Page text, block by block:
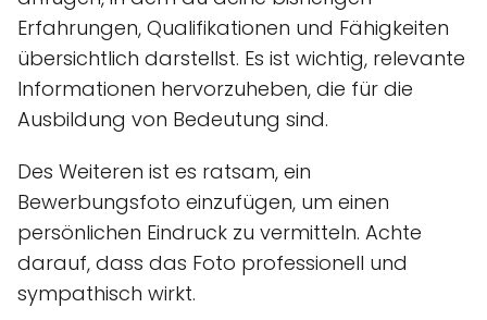
Erfahrungen, Qualifikationen und Fähigkeiten
übersichtlich darstellst. Es ist wichtig, relevante
Informationen hervorzuheben, die für die
Ausbildung von Bedeutung sind.
Des Weiteren ist es ratsam, ein
Bewerbungsfoto einzufügen, um einen
persönlichen Eindruck zu vermitteln. Achte
darauf, dass das Foto professionell und
sympathisch wirkt.